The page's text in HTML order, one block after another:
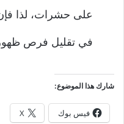
على حشرات، لذا
في تقليل فرص
شارك هذا الموضوع:
فيس بوك X